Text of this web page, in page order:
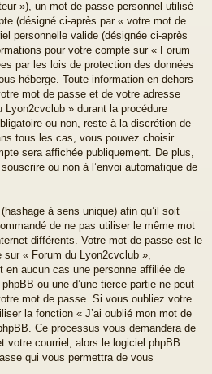
»), un mot de passe personnel utilisé
(désigné ci-après par « votre mot de
personnelle valide (désignée ci-après
pour votre compte sur « Forum
par les lois de protection des données
héberge. Toute information en-dehors
mot de passe et de votre adresse
Lyon2cvclub » durant la procédure
ou non, reste à la discrétion de
tous les cas, vous pouvez choisir
sera affichée publiquement. De plus,
ou non à l’envoi automatique de
à sens unique) afin qu’il soit
de ne pas utiliser le même mot
différents. Votre mot de passe est le
sur « Forum du Lyon2cvclub »,
en aucun cas une personne affiliée de
ou une d’une tierce partie ne peut
mot de passe. Si vous oubliez votre
la fonction « J’ai oublié mon mot de
Ce processus vous demandera de
votre courriel, alors le logiciel phpBB
qui vous permettra de vous